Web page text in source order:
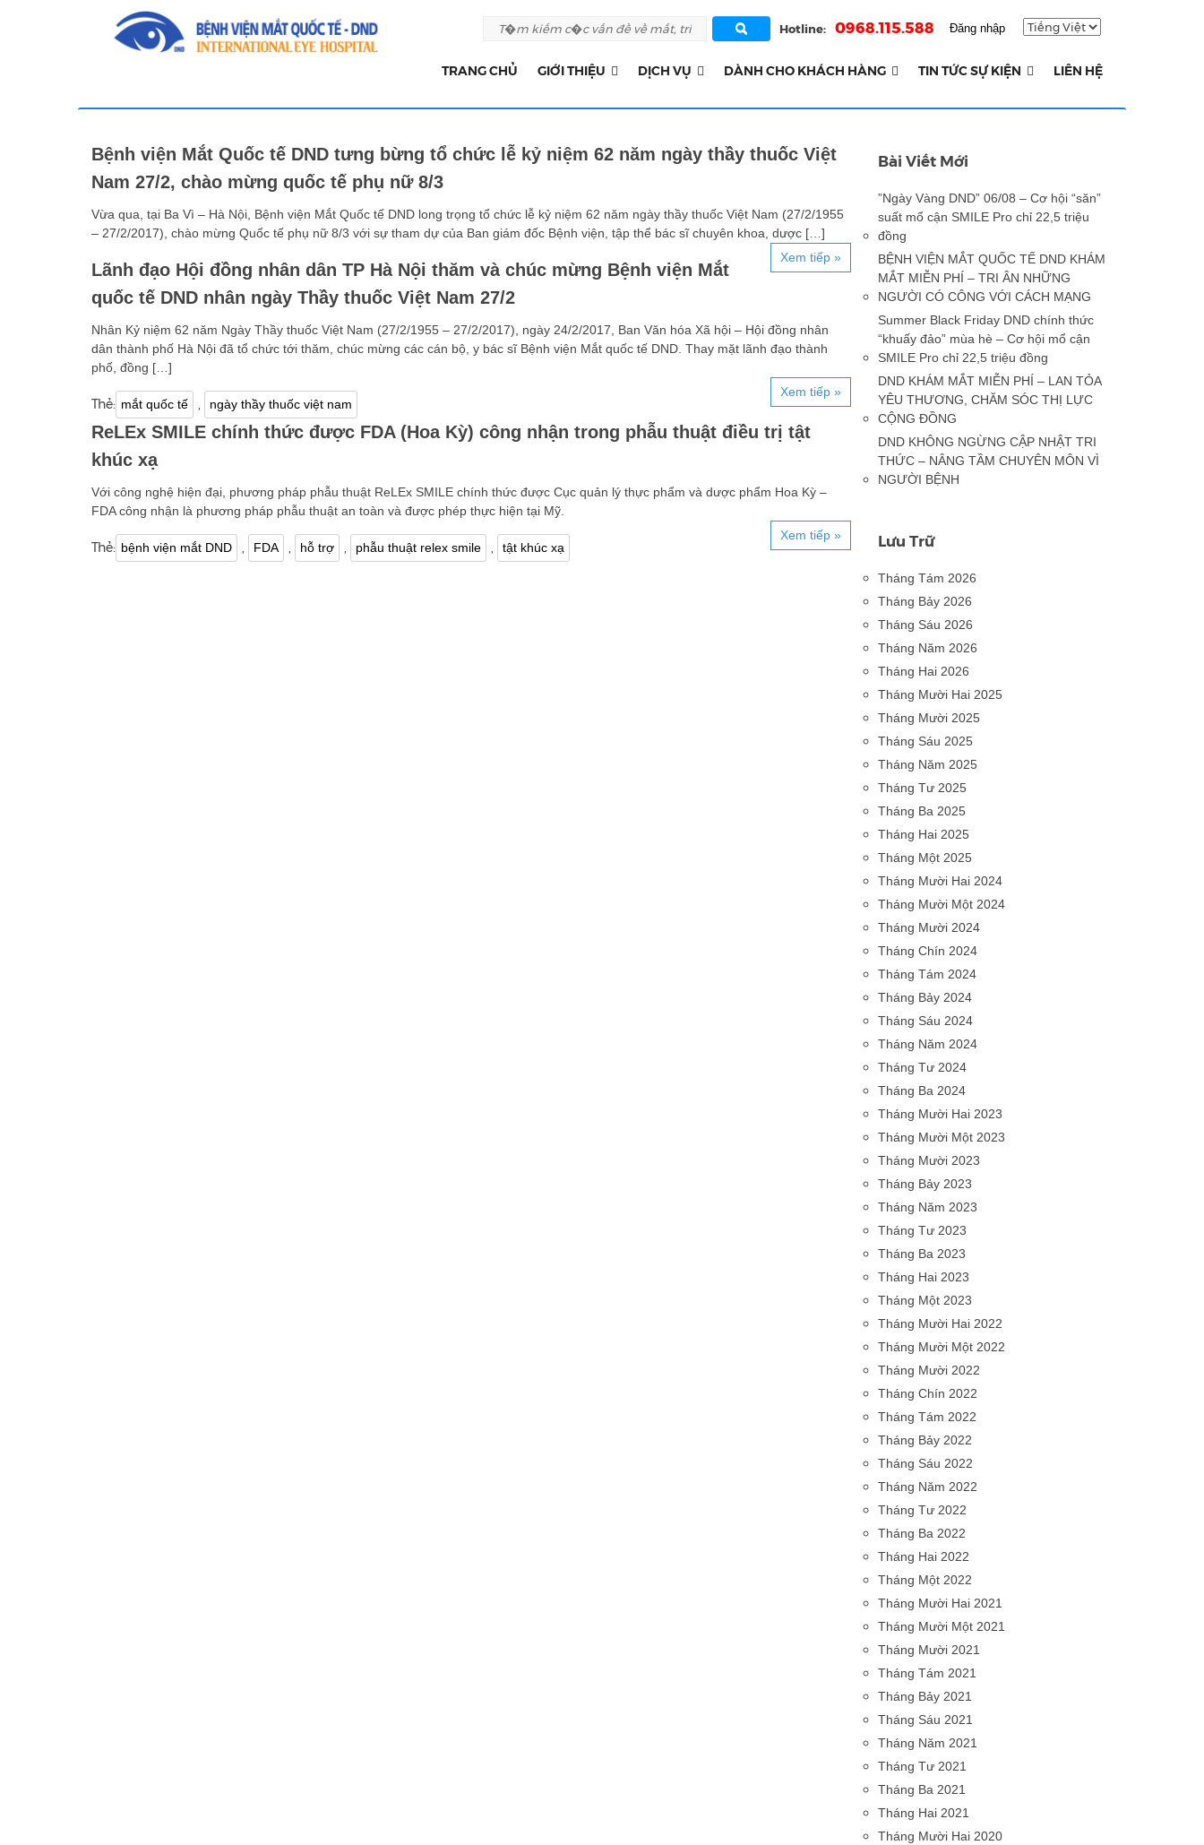
Đăng nhập
Hotline: 0968.115.588
TRANG CHỦ GIỚI THIỆU DỊCH VỤ DÀNH CHO KHÁCH HÀNG TIN TỨC SỰ KIỆN LIÊN HỆ
Bệnh viện Mắt Quốc tế DND tưng bừng tổ chức lễ kỷ niệm 62 năm ngày thầy thuốc Việt
Nam 27/2, chào mừng quốc tế phụ nữ 8/3
Vừa qua, tại Ba Vì – Hà Nội, Bệnh viện Mắt Quốc tế DND long trọng tổ chức lễ kỷ niệm 62 năm ngày thầy thuốc Việt Nam (27/2/1955
– 27/2/2017), chào mừng Quốc tế phụ nữ 8/3 với sự tham dự của Ban giám đốc Bệnh viện, tập thể bác sĩ chuyên khoa, dược […]
Xem tiếp »
Lãnh đạo Hội đồng nhân dân TP Hà Nội thăm và chúc mừng Bệnh viện Mắt
quốc tế DND nhân ngày Thầy thuốc Việt Nam 27/2
Nhân Kỷ niệm 62 năm Ngày Thầy thuốc Việt Nam (27/2/1955 – 27/2/2017), ngày 24/2/2017, Ban Văn hóa Xã hội – Hội đồng nhân
dân thành phố Hà Nội đã tổ chức tới thăm, chúc mừng các cán bộ, y bác sĩ Bệnh viện Mắt quốc tế DND. Thay mặt lãnh đạo thành
phố, đồng […]
Xem tiếp »
Thẻ: mắt quốc tế , ngày thầy thuốc việt nam
ReLEx SMILE chính thức được FDA (Hoa Kỳ) công nhận trong phẫu thuật điều trị tật
khúc xạ
Với công nghệ hiện đại, phương pháp phẫu thuật ReLEx SMILE chính thức được Cục quản lý thực phẩm và dược phẩm Hoa Kỳ –
FDA công nhận là phương pháp phẫu thuật an toàn và được phép thực hiện tại Mỹ.
Xem tiếp »
Thẻ: bệnh viện mắt DND , FDA , hỗ trợ , phẫu thuật relex smile , tật khúc xạ
Bài Viết Mới
”Ngày Vàng DND” 06/08 – Cơ hội “săn”
suất mổ cận SMILE Pro chỉ 22,5 triệu
đồng
BỆNH VIỆN MẮT QUỐC TẾ DND KHÁM
MẮT MIỄN PHÍ – TRI ÂN NHỮNG
NGƯỜI CÓ CÔNG VỚI CÁCH MẠNG
Summer Black Friday DND chính thức
“khuấy đảo” mùa hè – Cơ hội mổ cận
SMILE Pro chỉ 22,5 triệu đồng
DND KHÁM MẮT MIỄN PHÍ – LAN TỎA
YÊU THƯƠNG, CHĂM SÓC THỊ LỰC
CỘNG ĐỒNG
DND KHÔNG NGỪNG CẬP NHẬT TRI
THỨC – NÂNG TẦM CHUYÊN MÔN VÌ
NGƯỜI BỆNH
Lưu Trữ
Tháng Tám 2026
Tháng Bảy 2026
Tháng Sáu 2026
Tháng Năm 2026
Tháng Hai 2026
Tháng Mười Hai 2025
Tháng Mười 2025
Tháng Sáu 2025
Tháng Năm 2025
Tháng Tư 2025
Tháng Ba 2025
Tháng Hai 2025
Tháng Một 2025
Tháng Mười Hai 2024
Tháng Mười Một 2024
Tháng Mười 2024
Tháng Chín 2024
Tháng Tám 2024
Tháng Bảy 2024
Tháng Sáu 2024
Tháng Năm 2024
Tháng Tư 2024
Tháng Ba 2024
Tháng Mười Hai 2023
Tháng Mười Một 2023
Tháng Mười 2023
Tháng Bảy 2023
Tháng Năm 2023
Tháng Tư 2023
Tháng Ba 2023
Tháng Hai 2023
Tháng Một 2023
Tháng Mười Hai 2022
Tháng Mười Một 2022
Tháng Mười 2022
Tháng Chín 2022
Tháng Tám 2022
Tháng Bảy 2022
Tháng Sáu 2022
Tháng Năm 2022
Tháng Tư 2022
Tháng Ba 2022
Tháng Hai 2022
Tháng Một 2022
Tháng Mười Hai 2021
Tháng Mười Một 2021
Tháng Mười 2021
Tháng Tám 2021
Tháng Bảy 2021
Tháng Sáu 2021
Tháng Năm 2021
Tháng Tư 2021
Tháng Ba 2021
Tháng Hai 2021
Tháng Mười Hai 2020